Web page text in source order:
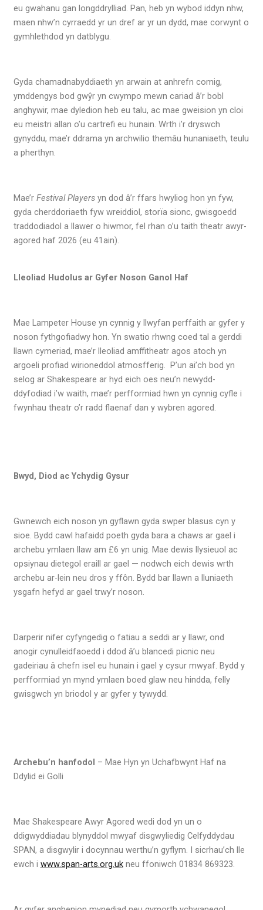
eu gwahanu gan longddrylliad. Pan, heb yn wybod iddyn nhw,
maen nhw’n cyrraedd yr un dref ar yr un dydd, mae corwynt o
gymhlethdod yn datblygu.
Gyda chamadnabyddiaeth yn arwain at anhrefn comig,
ymddengys bod gwŷr yn cwympo mewn cariad â’r bobl
anghywir, mae dyledion heb eu talu, ac mae gweision yn cloi
eu meistri allan o’u cartrefi eu hunain. Wrth i’r dryswch
gynyddu, mae’r ddrama yn archwilio themâu hunaniaeth, teulu
a pherthyn.
Mae’r Festival Playersyn dod â’r ffars hwyliog hon yn fyw,
gyda cherddoriaeth fyw wreiddiol, storïa sionc, gwisgoedd
traddodiadol a llawer o hiwmor, fel rhan o’u taith theatr awyr-
agored haf 2026 (eu 41ain).
Lleoliad Hudolus ar Gyfer Noson Ganol Haf
Mae Lampeter House yn cynnig y llwyfan perffaith ar gyfer y
noson fythgofiadwy hon. Yn swatio rhwng coed tal a gerddi
llawn cymeriad, mae’r lleoliad amffitheatr agos atoch yn
argoeli profiad wirioneddol atmosfferig. P’un ai’ch bod yn
selog ar Shakespeare ar hyd eich oes neu’n newydd-
ddyfodiad i’w waith, mae’r perfformiad hwn yn cynnig cyfle i
fwynhau theatr o’r radd flaenaf dan y wybren agored.
Bwyd, Diod ac Ychydig Gysur
Gwnewch eich noson yn gyflawn gyda swper blasus cyn y
sioe. Bydd cawl hafaidd poeth gyda bara a chaws ar gael i
archebu ymlaen llaw am £6 yn unig. Mae dewis llysieuol ac
opsiynau dietegol eraill ar gael — nodwch eich dewis wrth
archebu ar-lein neu dros y ffôn. Bydd bar llawn a lluniaeth
ysgafn hefyd ar gael trwy’r noson.
Darperir nifer cyfyngedig o fatiau a seddi ar y llawr, ond
anogir cynulleidfaoedd i ddod â’u blancedi picnic neu
gadeiriau â chefn isel eu hunain i gael y cysur mwyaf. Bydd y
perfformiad yn mynd ymlaen boed glaw neu hindda, felly
gwisgwch yn briodol y ar gyfer y tywydd.
Archebu’n hanfodol – Mae Hyn yn Uchafbwynt Haf na
Ddylid ei Golli
Mae Shakespeare Awyr Agored wedi dod yn un o
ddigwyddiadau blynyddol mwyaf disgwyliedig Celfyddydau
SPAN, a disgwylir i docynnau werthu’n gyflym. I sicrhau’ch lle
ewch i www.span-arts.org.ukneu ffoniwch 01834 869323.